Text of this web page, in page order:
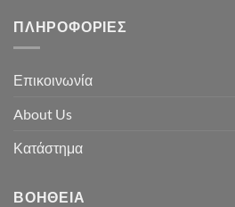
ΠΛΗΡΟΦΟΡΊΕΣ
Επικοινωνία
About Us
Κατάστημα
ΒΟΉΘΕΙΑ